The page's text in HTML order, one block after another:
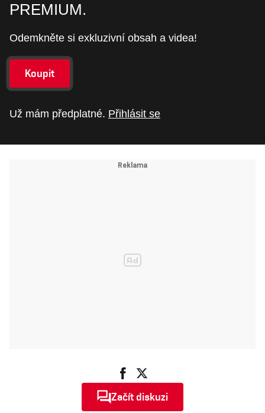
PREMIUM.
Odemkněte si exkluzivní obsah a videa!
Koupit
Už mám předplatné. Přihlásit se
Začít diskuzi